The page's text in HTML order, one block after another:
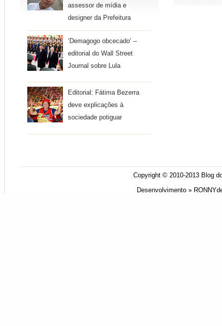
assessor de mídia e
designer da Prefeitura
‘Demagogo obcecado’ –
editorial do Wall Street
Journal sobre Lula
Editorial: Fátima Bezerra
deve explicações à
sociedade potiguar
Copyright © 2010-2013 Blog
Desenvolvimento »